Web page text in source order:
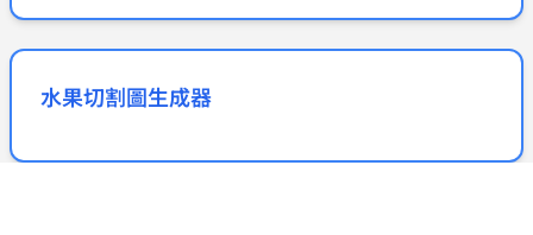
水果切割圖生成器